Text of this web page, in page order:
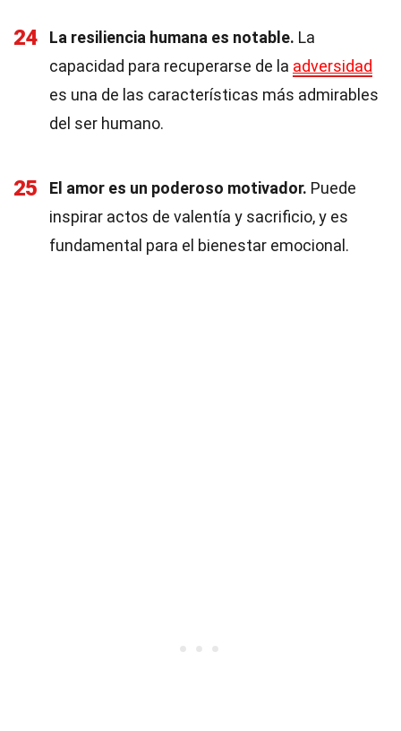
24 La resiliencia humana es notable. La
capacidad para recuperarse de la adversidad
es una de las características más admirables
del ser humano.
25 El amor es un poderoso motivador. Puede
inspirar actos de valentía y sacrificio, y es
fundamental para el bienestar emocional.